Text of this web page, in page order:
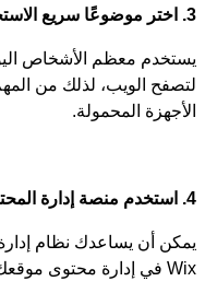
3. اختر موضوعًا سريع الاستجابة:
يستخدم معظم الأشخاص
لتصفح الويب، لذلك من
الأجهزة المحمولة.
4. استخدم منصة إدارة المحتوى (CMS):
Wix في إدارة محتوى موقعك دون الحاجة إلى معرفة البرمجة.